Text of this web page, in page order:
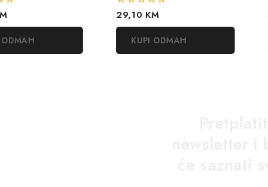
0
out
of
29,10 KM
KUPI ODMAH